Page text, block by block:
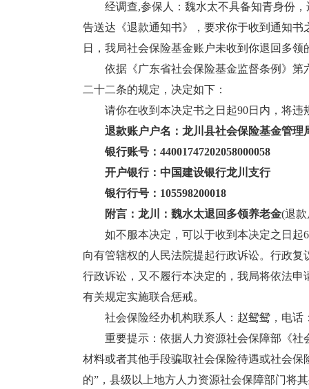
经调查,参保人：魏水太不具备知青身份，
告送达《退款通知书》，要求你于收到通知书
日，我局社会保险基金账户未收到你退回多领
依据《广东省社会保险基金监督条例》第
二十二条的规定，决定如下：
请你在收到本决定书之日起90日内，将违
退款账户户名： 龙川县社会保险基金管理
银行账号： 44001747202058000058
开户银行： 中国建设银行龙川支行
银行行号： 105598200018
附言：龙川： 魏水太退回多领养老金(退
如不服本决定，可以于收到本决定之日起
向有管辖权的人民法院提起行政诉讼。行政
行政诉讼，又不履行本决定的，我局将依法
有关规定实施联合惩戒。
社会保险经办机构联系人：赵鸳鸳，电话：
重要提示：依据人力资源社会保障部《社
材料或者其他手段骗取社会保险待遇或社会
的”，县级以上地方人力资源社会保障部门将